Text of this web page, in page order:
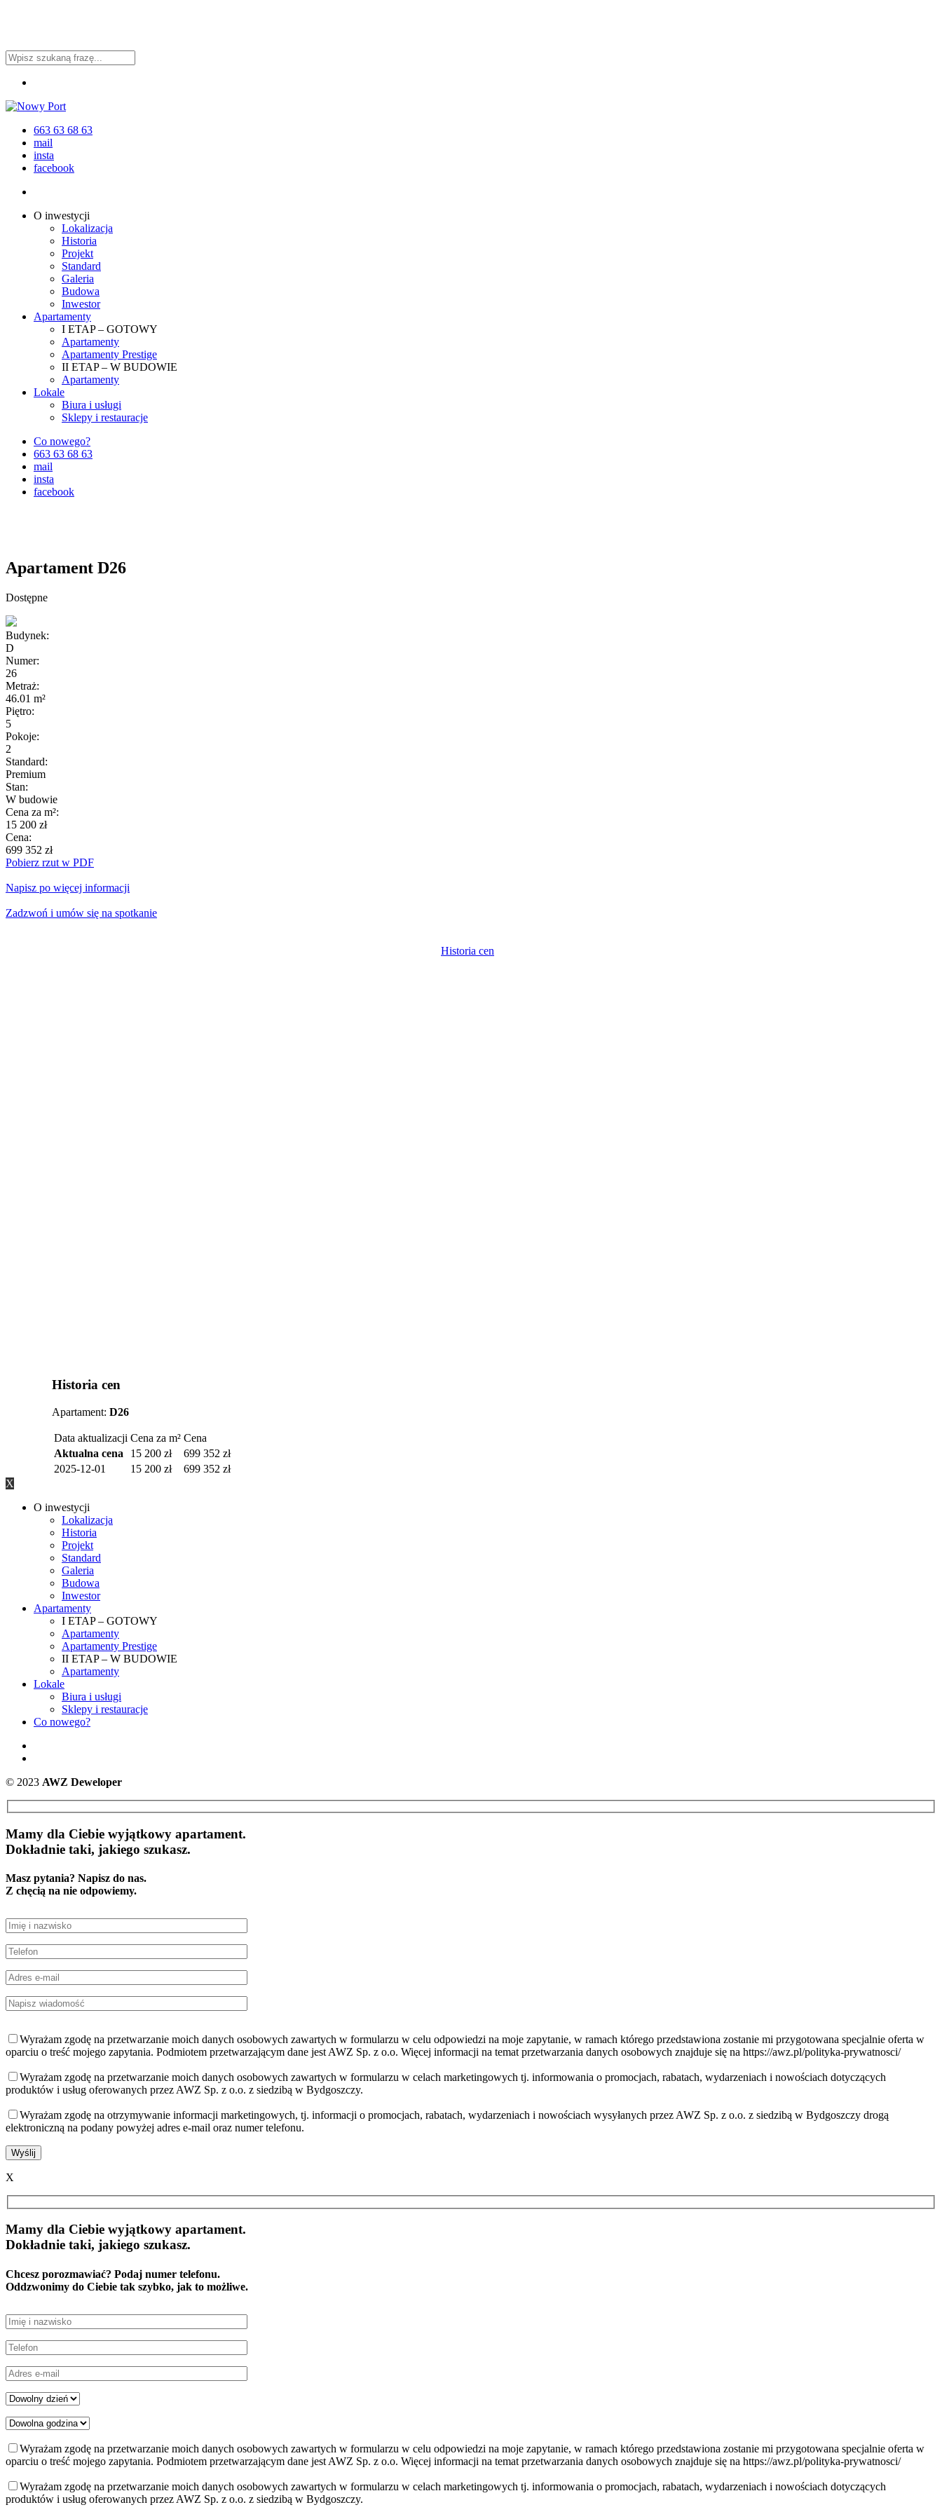
zawartości
wyszukiwanie
663 63 68 63
mail
insta
facebook
Menu
O inwestycji
Lokalizacja
Historia
Projekt
Standard
Galeria
Budowa
Inwestor
Apartamenty
I ETAP – GOTOWY
Apartamenty
Apartamenty Prestige
II ETAP – W BUDOWIE
Apartamenty
Lokale
Biura i usługi
Sklepy i restauracje
Co nowego?
663 63 68 63
mail
insta
facebook
Apartament D26
Dostępne
Budynek:
D
Numer:
26
Metraż:
46.01 m²
Piętro:
5
Pokoje:
2
Standard:
Premium
Stan:
W budowie
Cena za m²:
15 200 zł
Cena:
699 352 zł
Pobierz rzut w PDF
Napisz po więcej informacji
Zadzwoń i umów się na spotkanie
Historia cen
Historia cen
Apartament:D26
Data aktualizacji Cena za m² Cena
Aktualna cena
15 200 zł
699 352 zł
2025-12-01
15 200 zł
699 352 zł
X
ZamknijO inwestycji
Lokalizacja
Historia
Projekt
Standard
Galeria
Budowa
Inwestor
Apartamenty
I ETAP – GOTOWY
Apartamenty
Apartamenty Prestige
II ETAP – W BUDOWIE
Apartamenty
Lokale
Biura i usługi
Sklepy i restauracje
Co nowego?
© 2023 AWZ Deweloper
Mamy dla Ciebie wyjątkowy apartament.
Dokładnie taki, jakiego szukasz.
Masz pytania? Napisz do nas.
Z chęcią na nie odpowiemy.
Wyrażam zgodę na przetwarzanie moich danych osobowych zawartych w formularzu w celu odpowiedzi na moje zapytanie, w ramach którego przedstawiona zostanie mi przygotowana specjalnie oferta w
oparciu o treść mojego zapytania. Podmiotem przetwarzającym dane jest AWZ Sp. z o.o. Więcej informacji na temat przetwarzania danych osobowych znajduje się na https://awz.pl/polityka-prywatnosci/
Wyrażam zgodę na przetwarzanie moich danych osobowych zawartych w formularzu w celach marketingowych tj. informowania o promocjach, rabatach, wydarzeniach i nowościach dotyczących
produktów i usług oferowanych przez AWZ Sp. z o.o. z siedzibą w Bydgoszczy.
Wyrażam zgodę na otrzymywanie informacji marketingowych, tj. informacji o promocjach, rabatach, wydarzeniach i nowościach wysyłanych przez AWZ Sp. z o.o. z siedzibą w Bydgoszczy drogą
elektroniczną na podany powyżej adres e-mail oraz numer telefonu.
X
Mamy dla Ciebie wyjątkowy apartament.
Dokładnie taki, jakiego szukasz.
Chcesz porozmawiać? Podaj numer telefonu.
Oddzwonimy do Ciebie tak szybko, jak to możliwe.
Wyrażam zgodę na przetwarzanie moich danych osobowych zawartych w formularzu w celu odpowiedzi na moje zapytanie, w ramach którego przedstawiona zostanie mi przygotowana specjalnie oferta w
oparciu o treść mojego zapytania. Podmiotem przetwarzającym dane jest AWZ Sp. z o.o. Więcej informacji na temat przetwarzania danych osobowych znajduje się na https://awz.pl/polityka-prywatnosci/
Wyrażam zgodę na przetwarzanie moich danych osobowych zawartych w formularzu w celach marketingowych tj. informowania o promocjach, rabatach, wydarzeniach i nowościach dotyczących
produktów i usług oferowanych przez AWZ Sp. z o.o. z siedzibą w Bydgoszczy.